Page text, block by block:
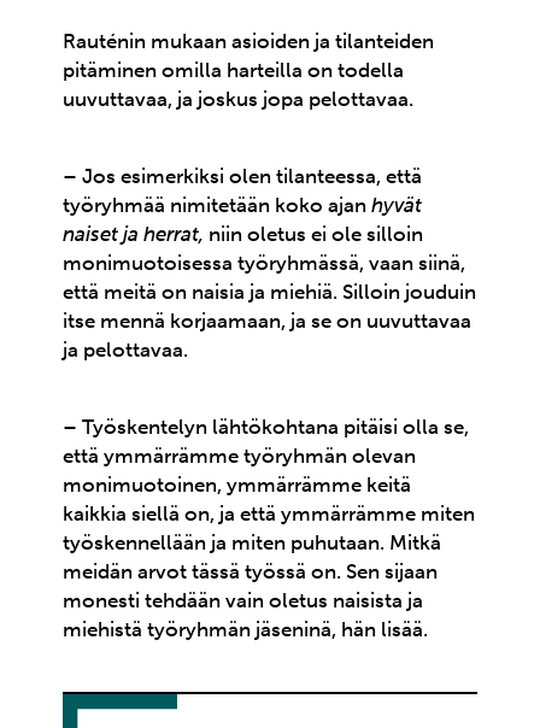
Rauténin mukaan asioiden ja tilanteiden
pitäminen omilla harteilla on todella
uuvuttavaa, ja joskus jopa pelottavaa.
– Jos esimerkiksi olen tilanteessa, että
työryhmää nimitetään koko ajanhyvät
naiset ja herrat, niin oletus ei ole silloin
monimuotoisessa työryhmässä, vaan siinä,
että meitä on naisia ja miehiä. Silloin jouduin
itse mennä korjaamaan, ja se on uuvuttavaa
ja pelottavaa.
– Työskentelyn lähtökohtana pitäisi olla se,
että ymmärrämme työryhmän olevan
monimuotoinen, ymmärrämme keitä
kaikkia siellä on, ja että ymmärrämme miten
työskennellään ja miten puhutaan. Mitkä
meidän arvot tässä työssä on. Sen sijaan
monesti tehdään vain oletus naisista ja
miehistä työryhmän jäseninä, hän lisää.